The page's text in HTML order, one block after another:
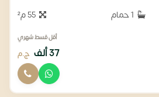
55 م²
أقل قسط شهري
37 ألف ج.م